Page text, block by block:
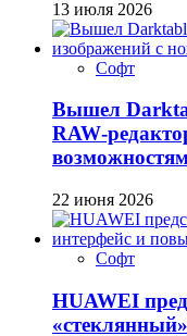
13 июля 2026
Софт
Вышел
22 июня 2026
Софт
HUAWEI